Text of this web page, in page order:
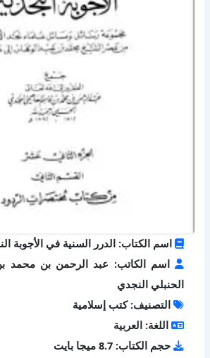
اسم الكتاب: الدرر السنية في الأجوبة
اسم الكاتب: عبد الرحمن بن محمد
الحنبلي النجدي
التصنيف: كتب إسلامية
اللغة: العربية
حجم الكتاب: 8.7 ميجا بايت